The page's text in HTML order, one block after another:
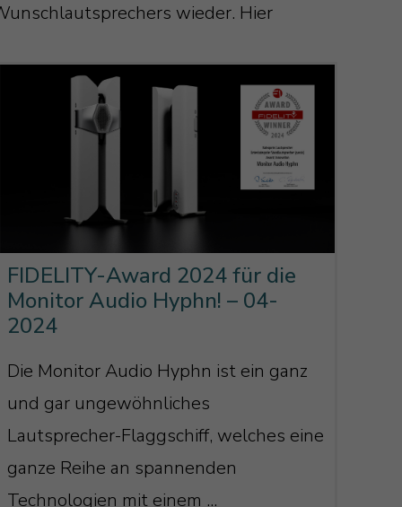
wieder. Hier
FIDELITY-Award 2024 für die
Monitor Audio Hyphn! – 04-
2024
Die Monitor Audio Hyphn ist ein ganz
und gar ungewöhnliches
Lautsprecher-Flaggschiff, welches eine
ganze Reihe an spannenden
Technologien mit einem ...